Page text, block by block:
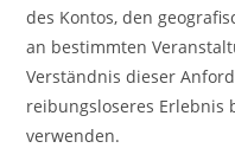
des Kontos, den
an bestimmten
Verständnis dieser
reibungsloseres Erlebnis
verwenden.